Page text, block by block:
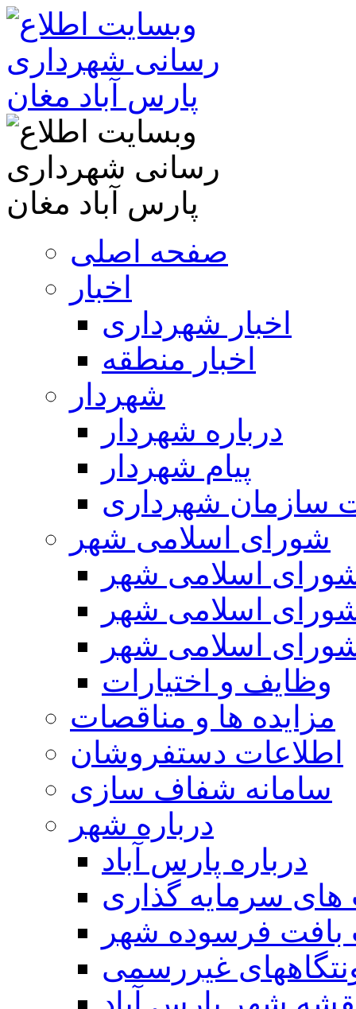
صفحه اصلی
اخبار
اخبار شهرداری
اخبار منطقه
شهردار
درباره شهردار
پیام شهردار
سازمان شهرداری
شورای اسلامی شهر
اسلامی شهر
اسلامی شهر
اسلامی شهر
وظایف و اختیارات
مزایده ها و مناقصات
اطلاعات دستفروشان
سامانه شفاف سازی
درباره شهر
درباره پارس آباد
سرمایه گذاری
بافت فرسوده شهر
غیررسمی